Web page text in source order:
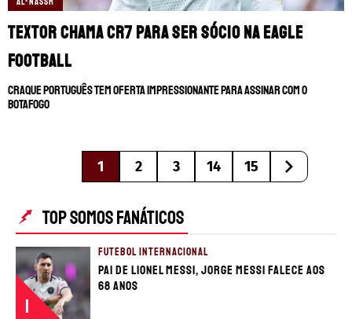
Textor chama CR7 para ser sócio na Eagle
Football
Craque português tem oferta impressionante para assinar com o
Botafogo
1 2 3 14 15
TOP SOMOS FANÁTICOS
1
FUTEBOL INTERNACIONAL
Pai de Lionel Messi, Jorge Messi falece aos
68 anos